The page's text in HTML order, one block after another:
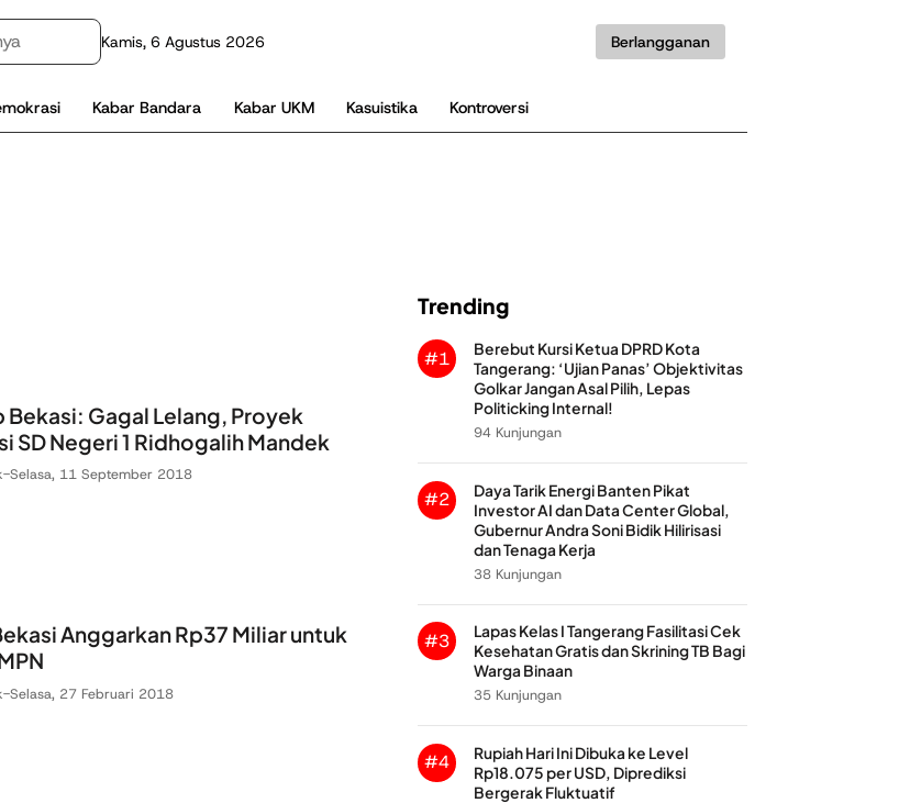
Kamis, 6 Agustus 2026 Berlangganan
Kabar Bandara Kabar UKM Kasuistika Kontroversi
Bekasi: Gagal Lelang, Proyek
SD Negeri 1 Ridhogalih Mandek
-Selasa, 11 September 2018
Anggarkan Rp37 Miliar untuk
-Selasa, 27 Februari 2018
Trending
#1
Berebut Kursi Ketua DPRD Kota
Tangerang: ‘Ujian Panas’ Objektivitas
Golkar Jangan Asal Pilih, Lepas
Politicking Internal!
94 Kunjungan
#2
Daya Tarik Energi Banten Pikat
Investor AI dan Data Center Global,
Gubernur Andra Soni Bidik Hilirisasi
dan Tenaga Kerja
38 Kunjungan
#3
Lapas Kelas I Tangerang Fasilitasi Cek
Kesehatan Gratis dan Skrining TB Bagi
Warga Binaan
35 Kunjungan
#4
Rupiah Hari Ini Dibuka ke Level
Rp18.075 per USD, Diprediksi
Bergerak Fluktuatif